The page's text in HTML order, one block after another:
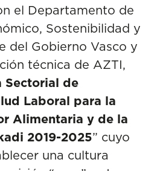
el Departamento de
Sostenibilidad y
del Gobierno Vasco y
técnica de AZTI,
Sectorial de
Laboral para la
Alimentaria y de la
2019-2025” cuyo
una cultura